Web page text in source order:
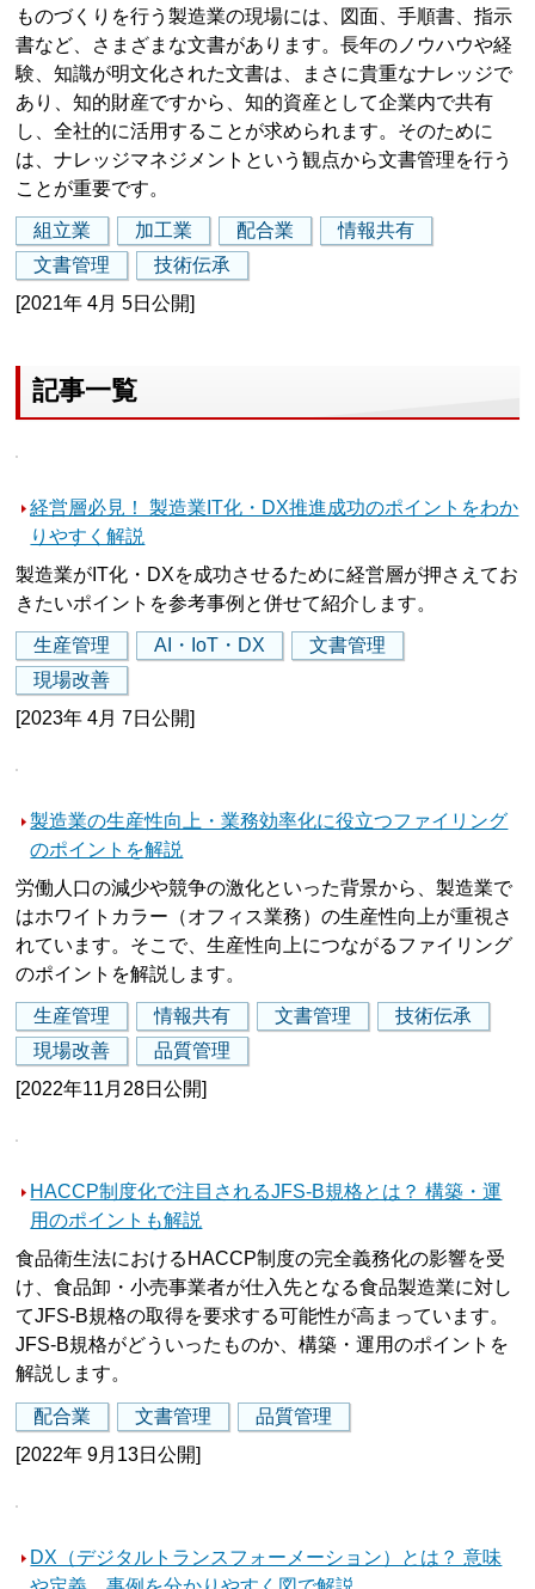
ものづくりを行う製造業の現場には、図面、手順書、指示
書など、さまざまな文書があります。長年のノウハウや経
験、知識が明文化された文書は、まさに貴重なナレッジで
あり、知的財産ですから、知的資産として企業内で共有
し、全社的に活用することが求められます。そのために
は、ナレッジマネジメントという観点から文書管理を行う
ことが重要です。
組立業 加工業 配合業
情報共有
文書管理
技術伝承
[2021年 4月 5日公開]
記事一覧
経営層必見！ 製造業IT化・DX推進成功のポイントをわか
りやすく解説
製造業がIT化・DXを成功させるために経営層が押さえてお
きたいポイントを参考事例と併せて紹介します。
生産管理 AI・IoT・DX
文書管理
現場改善
[2023年 4月 7日公開]
製造業の生産性向上・業務効率化に役立つファイリング
のポイントを解説
労働人口の減少や競争の激化といった背景から、製造業で
はホワイトカラー（オフィス業務）の生産性向上が重視さ
れています。そこで、生産性向上につながるファイリング
のポイントを解説します。
生産管理 情報共有 文書管理
技術伝承
現場改善
品質管理
[2022年11月28日公開]
HACCP制度化で注目されるJFS-B規格とは？ 構築・運
用のポイントも解説
食品衛生法におけるHACCP制度の完全義務化の影響を受
け、食品卸・小売事業者が仕入先となる食品製造業に対し
てJFS-B規格の取得を要求する可能性が高まっています。
JFS-B規格がどういったものか、構築・運用のポイントを
解説します。
配合業 文書管理
品質管理
[2022年 9月13日公開]
DX（デジタルトランスフォーメーション）とは？ 意味